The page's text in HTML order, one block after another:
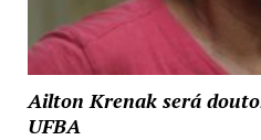
Ailton Krenak será
UFBA